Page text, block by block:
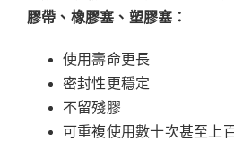
膠帶、橡膠塞、塑膠塞：
使用壽命更長
密封性更穩定
不留殘膠
可重複使用數十次甚至上